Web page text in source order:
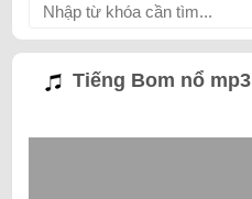
Tiếng Bom nổ mp3